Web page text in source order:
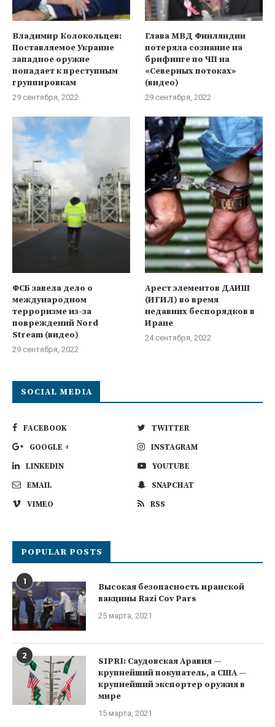
Владимир Колокольцев:
Поставляемое Украине
западное оружие
попадает к преступным
группировкам
29 сентября, 2022
Глава МВД Финляндии
потеряла сознание на
брифинге по ЧП на
«Северных потоках»
(видео)
29 сентября, 2022
ФСБ завела дело о
международном
терроризме из-за
повреждений Nord
Stream (видео)
29 сентября, 2022
Арест элементов ДАИШ
(ИГИЛ) во время
недавних беспорядков в
Иране
24 сентября, 2022
SOCIAL MEDIA
FACEBOOK
TWITTER
GOOGLE +
INSTAGRAM
LINKEDIN
YOUTUBE
EMAIL
SNAPCHAT
VIMEO
RSS
POPULAR POSTS
1
Высокая безопасность иранской
вакцины Razi Cov Pars
25 марта, 2021
2
SIPRI: Саудовская Аравия —
крупнейший покупатель, а США —
крупнейший экспортер оружия в
мире
15 марта, 2021